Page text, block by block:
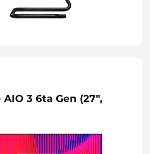
3 6ta Gen (27",